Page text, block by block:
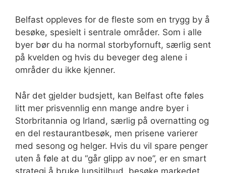
Belfast oppleves for de fleste som en trygg by å
besøke, spesielt i sentrale områder. Som i alle
byer bør du ha normal storbyfornuft, særlig sent
på kvelden og hvis du beveger deg alene i
områder du ikke kjenner.
Når det gjelder budsjett, kan Belfast ofte føles
litt mer prisvennlig enn mange andre byer i
Storbritannia og Irland, særlig på overnatting og
en del restaurantbesøk, men prisene varierer
med sesong og helger. Hvis du vil spare penger
uten å føle at du “går glipp av noe”, er en smart
strategi å bruke lunsjtilbud, besøke markedet